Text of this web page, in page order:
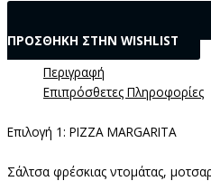
ΠΡΟΣΘΗΚΗ ΣΤΗΝ WISHLIST
Περιγραφή
Επιπρόσθετες Πληροφορίες
Επιλογή 1: PIZZA MARGARITA
Σάλτσα φρέσκιας ντομάτας,